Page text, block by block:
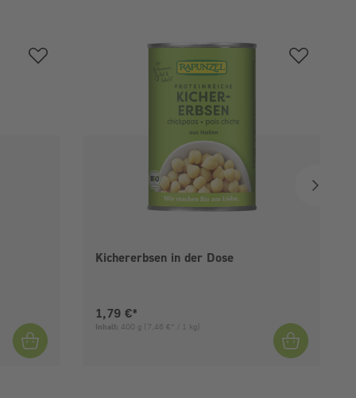
Kichererbsen in der Dose
Aktueller Preis:
1,79 €*
Inhalt: 400 g (7,46 €* / 1 kg)